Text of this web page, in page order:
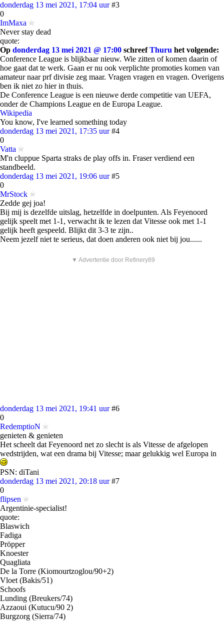
donderdag 13 mei 2021, 17:04 uur #3
0
ImMaxa
Never stay dead
quote:
Op donderdag 13 mei 2021 @ 17:00 schreefThuru het volgende:
Conference League is blijkbaar nieuw. Wie zitten of komen daarin of
hoe gaat dat te werk. Gaan er nu ook verplichte promoties komen van
amateur naar prf divisie zeg maar. Vragen vragen en vragen. Overigens
ben ik niet zo hier in thuis.
De Conference League is een nieuwe derde competitie van UEFA,
onder de Champions League en de Europa League.
Wikipedia
You know, I've learned something today
donderdag 13 mei 2021, 17:35 uur #4
0
Vatta
M'n cluppue Sparta straks de play offs in. Fraser verdiend een
standbeeld.
donderdag 13 mei 2021, 19:06 uur #5
0
MrStock
Zedde gej joa!
Bij mij is dezelfde uitslag, hetzelfde in doelpunten. Als Feyenoord
gelijk speelt met 1-1, verwacht ik te lezen dat Vitesse ook met 1-1
gelijk heeft gespeeld. Blijkt dit 3-3 te zijn..
Neem jezelf niet te serieus, dat doen anderen ook niet bij jou......
▼ Advertentie door Refinery89
donderdag 13 mei 2021, 19:41 uur #6
0
RedemptioN
genieten & genieten
Het scheelt dat Feyenoord net zo slecht is als Vitesse de afgelopen
wedstrijden, wat een drama bij Vitesse; maar gelukkig wel Europa in
PSN: diTani
donderdag 13 mei 2021, 20:18 uur #7
0
flipsen
Argentinie-specialist!
quote:
Blaswich
Fadiga
Pröpper
Knoester
Quagliata
De la Torre (Kiomourtzoglou/90+2)
Vloet (Bakis/51)
Schoofs
Lunding (Breukers/74)
Azzaoui (Kutucu/90 2)
Burgzorg (Sierra/74)